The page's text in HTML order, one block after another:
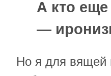
А кто
—
Но я для вящей